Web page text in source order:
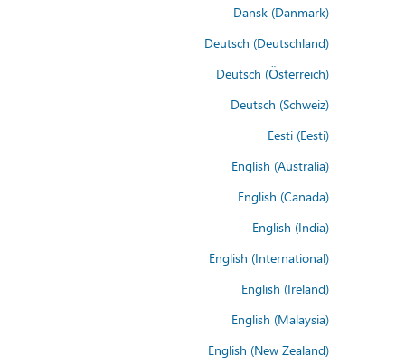
Dansk (Danmark)
Deutsch (Deutschland)
Deutsch (Österreich)
Deutsch (Schweiz)
Eesti (Eesti)
English (Australia)
English (Canada)
English (India)
English (International)
English (Ireland)
English (Malaysia)
English (New Zealand)